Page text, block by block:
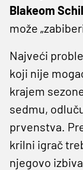
Blakeom
može
Najveći
koji nije
krajem
sedmu,
prvenstva.
krilni igrač
njegovo